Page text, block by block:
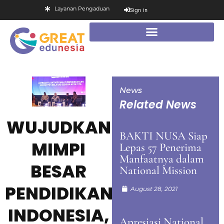
Layanan Pengaduan Sign in
WUJUDKAN
MIMPI
BESAR
PENDIDIKAN
INDONESIA,
News
Related News
BAKTI NUSA Siap
Lepas 57 Penerima
Manfaatnya dalam
National Mission
August 28, 2021